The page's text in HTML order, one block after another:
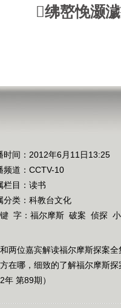
绋嶅悗灏
时间：2012年6月11日13:25
频道： CCTV-10
栏目： 读书
分类：科教台文化
字： 福尔摩斯 破案 侦探
两位嘉宾解读福尔摩斯探案
在哪，细致的了解福尔摩斯
第89期）